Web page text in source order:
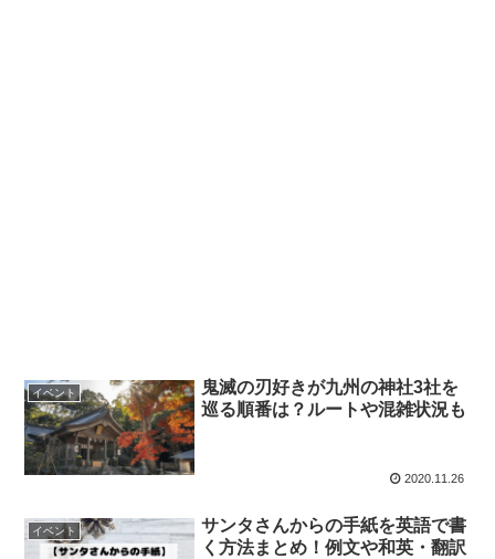
イベント
鬼滅の刃好きが九州の神社3社を
巡る順番は？ルートや混雑状況も
2020.11.26
イベント
サンタさんからの手紙を英語で書
く方法まとめ！例文や和英・翻訳